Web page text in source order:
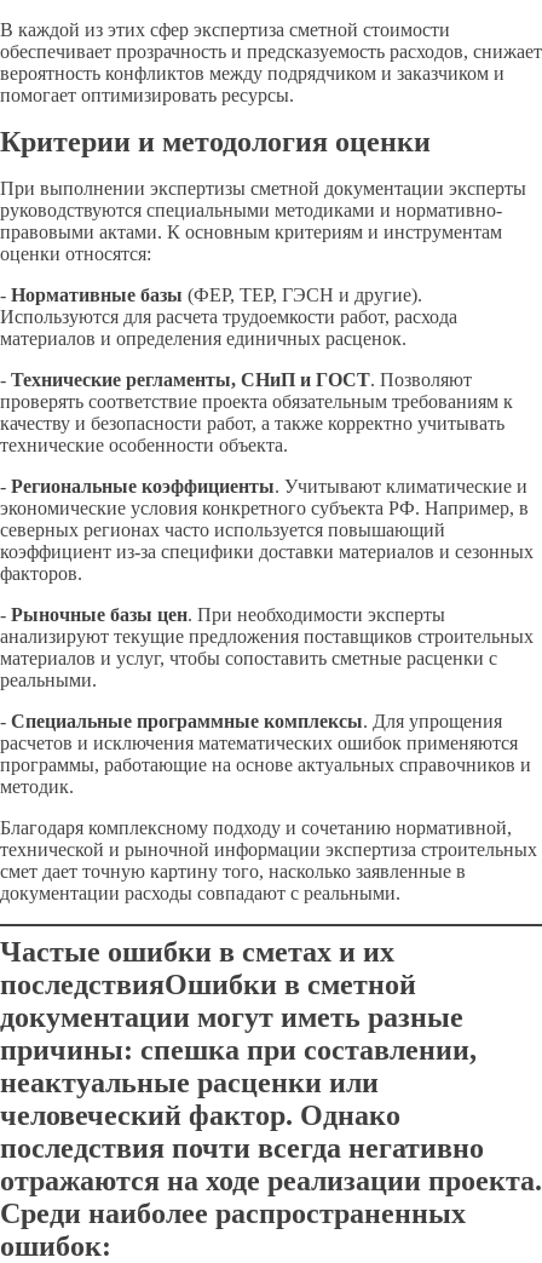
В каждой из этих сфер экспертиза сметной стоимости
обеспечивает прозрачность и предсказуемость расходов, снижает
вероятность конфликтов между подрядчиком и заказчиком и
помогает оптимизировать ресурсы.
Критерии и методология оценки
При выполнении экспертизы сметной документации эксперты
руководствуются специальными методиками и нормативно-
правовыми актами. К основным критериям и инструментам
оценки относятся:
- Нормативные базы (ФЕР, ТЕР, ГЭСН и другие).
Используются для расчета трудоемкости работ, расхода
материалов и определения единичных расценок.
- Технические регламенты, СНиП и ГОСТ. Позволяют
проверять соответствие проекта обязательным требованиям к
качеству и безопасности работ, а также корректно учитывать
технические особенности объекта.
- Региональные коэффициенты. Учитывают климатические и
экономические условия конкретного субъекта РФ. Например, в
северных регионах часто используется повышающий
коэффициент из-за специфики доставки материалов и сезонных
факторов.
- Рыночные базы цен. При необходимости эксперты
анализируют текущие предложения поставщиков строительных
материалов и услуг, чтобы сопоставить сметные расценки с
реальными.
- Специальные программные комплексы. Для упрощения
расчетов и исключения математических ошибок применяются
программы, работающие на основе актуальных справочников и
методик.
Благодаря комплексному подходу и сочетанию нормативной,
технической и рыночной информации экспертиза строительных
смет дает точную картину того, насколько заявленные в
документации расходы совпадают с реальными.
Частые ошибки в сметах и их
последствияОшибки в сметной
документации могут иметь разные
причины: спешка при составлении,
неактуальные расценки или
человеческий фактор. Однако
последствия почти всегда негативно
отражаются на ходе реализации проекта.
Среди наиболее распространенных
ошибок: